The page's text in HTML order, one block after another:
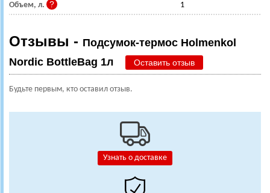
Узнать о доставке
Объем, л. 1
Отзывы - Подсумок-термос Holmenkol
Nordic BottleBag 1л
Оставить отзыв
Будьте первым, кто оставил отзыв.